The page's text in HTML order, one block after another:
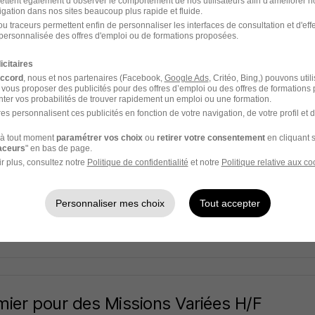
Carrière Santé
- 67 CDD 14,74 - 17,62 € / heure
jours
- Infirmier - Secteur Strasbourg Centre
- 67 16,65 - 20,80 € / heure
pour des Missions Variées H/F
dans nos sites beaucoup plus rapide et fluide.
traceurs permettent enfin de personnaliser les interfaces de consultation et
des offres d'emploi ou de formations proposées.
, nous et nos partenaires (Facebook, Google Ads, Critéo, Bing,) pouvons
proposer des publicités pour des offres d’emploi ou des offres de formations
vos probabilités de trouver rapidement un emploi ou une formation.
personnalisent ces publicités en fonction de votre navigation, de votre profil et
tout moment paramétrer vos choix ou retirer votre consentementen cliquant
" en bas de page.
plus, consultez notre Politique de confidentialité et notre Politique relative aux
Personnaliser mes choix Tout accepter